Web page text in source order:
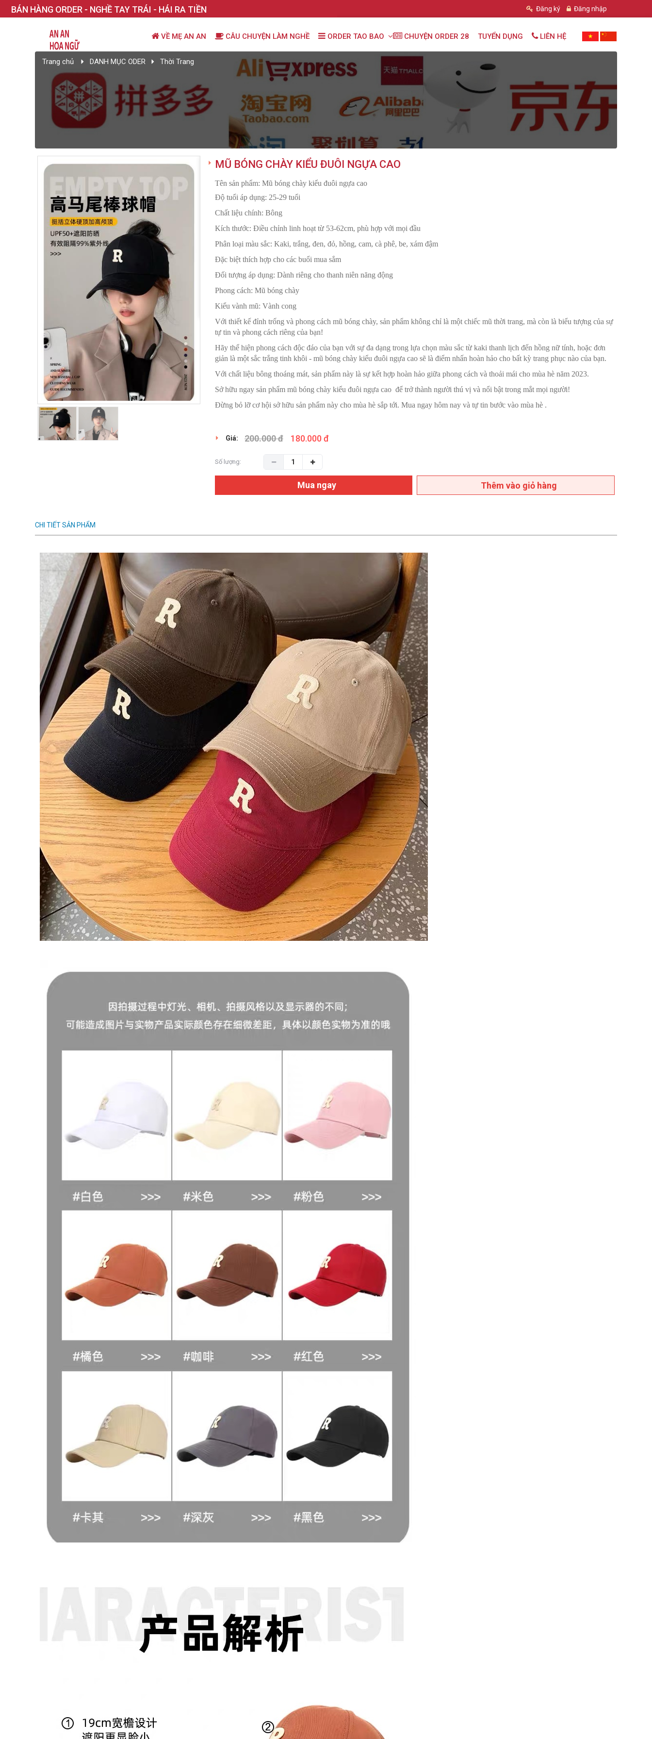
Đăng ký Đăng nhập
BÁN HÀNG ORDER - NGHỀ TAY TRÁI - HÁI RA TIỀN
VỀ MẸ AN AN CÂU CHUYỆN LÀM NGHỀ ORDER TAO BAO CHUYỆN ORDER 28 TUYỂN DỤNG LIÊN HỆ
Trang chủ DANH MỤC ODER Thời Trang
MŨ BÓNG CHÀY KIỂU ĐUÔI NGỰA CAO
Tên sản phẩm: Mũ bóng chày kiểu đuôi ngựa cao
Độ tuổi áp dụng: 25-29 tuổi
Chất liệu chính: Bông
Kích thước: Điều chỉnh linh hoạt từ 53-62cm, phù hợp với mọi đầu
Phân loại màu sắc: Kaki, trắng, đen, đỏ, hồng, cam, cà phê, be, xám đậm
Đặc biệt thích hợp cho các buổi mua sắm
Đối tượng áp dụng: Dành riêng cho thanh niên năng động
Phong cách: Mũ bóng chày
Kiểu vành mũ: Vành cong
Với thiết kế đỉnh trống và phong cách mũ bóng chày, sản phẩm không chỉ là một chiếc mũ thời trang, mà còn là biểu tượng của sự
tự tin và phong cách riêng của bạn!
Hãy thể hiện phong cách độc đáo của bạn với sự đa dạng trong lựa chọn màu sắc từ kaki thanh lịch đến hồng nữ tính, hoặc đơn
giản là một sắc trắng tinh khôi - mũ bóng chày kiểu đuôi ngựa cao sẽ là điểm nhấn hoàn hảo cho bất kỳ trang phục nào của bạn.
Với chất liệu bông thoáng mát, sản phẩm này là sự kết hợp hoàn hảo giữa phong cách và thoải mái cho mùa hè năm 2023.
Sở hữu ngay sản phẩm mũ bóng chày kiểu đuôi ngựa cao để trở thành người thú vị và nổi bật trong mắt mọi người!
Đừng bỏ lỡ cơ hội sở hữu sản phẩm này cho mùa hè sắp tới. Mua ngay hôm nay và tự tin bước vào mùa hè .
Giá: 200.000 đ 180.000 đ
Số lượng:
Mua ngay Thêm vào giỏ hàng
CHI TIẾT SẢN PHẨM